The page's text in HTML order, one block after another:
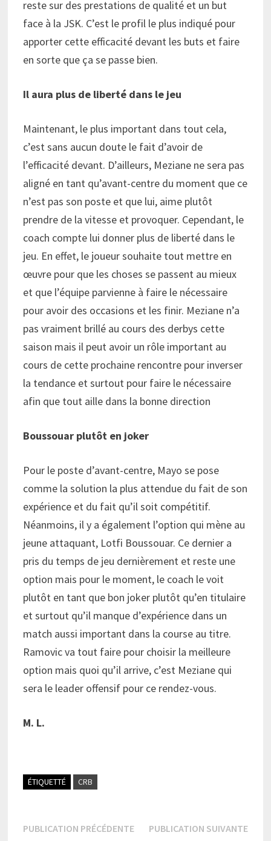
reste sur des prestations de qualité et un but
face à la JSK. C’est le profil le plus indiqué pour
apporter cette efficacité devant les buts et faire
en sorte que ça se passe bien.
Il aura plus de liberté dans le jeu
Maintenant, le plus important dans tout cela,
c’est sans aucun doute le fait d’avoir de
l’efficacité devant. D’ailleurs, Meziane ne sera pas
aligné en tant qu’avant-centre du moment que ce
n’est pas son poste et que lui, aime plutôt
prendre de la vitesse et provoquer. Cependant, le
coach compte lui donner plus de liberté dans le
jeu. En effet, le joueur souhaite tout mettre en
œuvre pour que les choses se passent au mieux
et que l’équipe parvienne à faire le nécessaire
pour avoir des occasions et les finir. Meziane n’a
pas vraiment brillé au cours des derbys cette
saison mais il peut avoir un rôle important au
cours de cette prochaine rencontre pour inverser
la tendance et surtout pour faire le nécessaire
afin que tout aille dans la bonne direction
Boussouar plutôt en joker
Pour le poste d’avant-centre, Mayo se pose
comme la solution la plus attendue du fait de son
expérience et du fait qu’il soit compétitif.
Néanmoins, il y a également l’option qui mène au
jeune attaquant, Lotfi Boussouar. Ce dernier a
pris du temps de jeu dernièrement et reste une
option mais pour le moment, le coach le voit
plutôt en tant que bon joker plutôt qu’en titulaire
et surtout qu’il manque d’expérience dans un
match aussi important dans la course au titre.
Ramovic va tout faire pour choisir la meilleure
option mais quoi qu’il arrive, c’est Meziane qui
sera le leader offensif pour ce rendez-vous.
M. L.
ÉTIQUETTÉ CRB
Navigation
PUBLICATION PRÉCÉDENTEPublication
PUBLICATION SUIVANTE